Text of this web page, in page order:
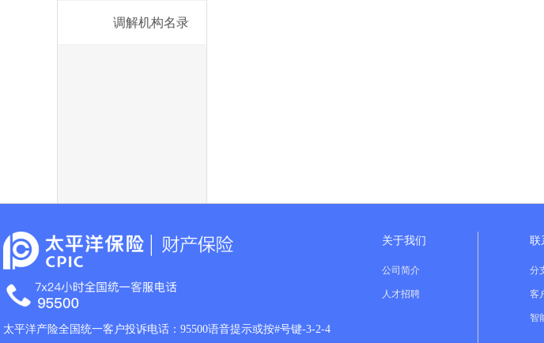
调解机构名录
太平洋产险全国统一客户投诉电话：95500语音提示或按#号键-3-2-4
关于我们
公司简介
人才招聘
联
分
客
智